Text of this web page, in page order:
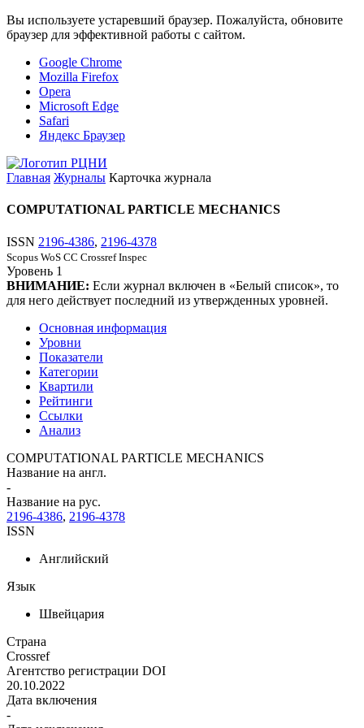
Вы используете устаревший браузер. Пожалуйста, обновите
браузер для эффективной работы с сайтом.
Google Chrome
Mozilla Firefox
Opera
Microsoft Edge
Safari
Яндекс Браузер
Главная Журналы Карточка журнала
COMPUTATIONAL PARTICLE MECHANICS
ISSN 2196-4386, 2196-4378
Scopus WoS CC Crossref Inspec
Уровень 1
ВНИМАНИЕ: Если журнал включен в «Белый список», то
для него действует последний из утвержденных уровней.
Основная информация
Уровни
Показатели
Категории
Квартили
Рейтинги
Ссылки
Анализ
COMPUTATIONAL PARTICLE MECHANICS
Название на англ.
-
Название на рус.
2196-4386, 2196-4378
ISSN
Английский
Язык
Швейцария
Страна
Crossref
Агентство регистрации DOI
20.10.2022
Дата включения
-